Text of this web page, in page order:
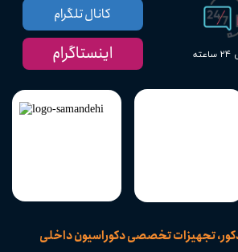
تجهیزات تخصصی دکوراسیون داخلی
کانال تلگرام
اینستاگرام